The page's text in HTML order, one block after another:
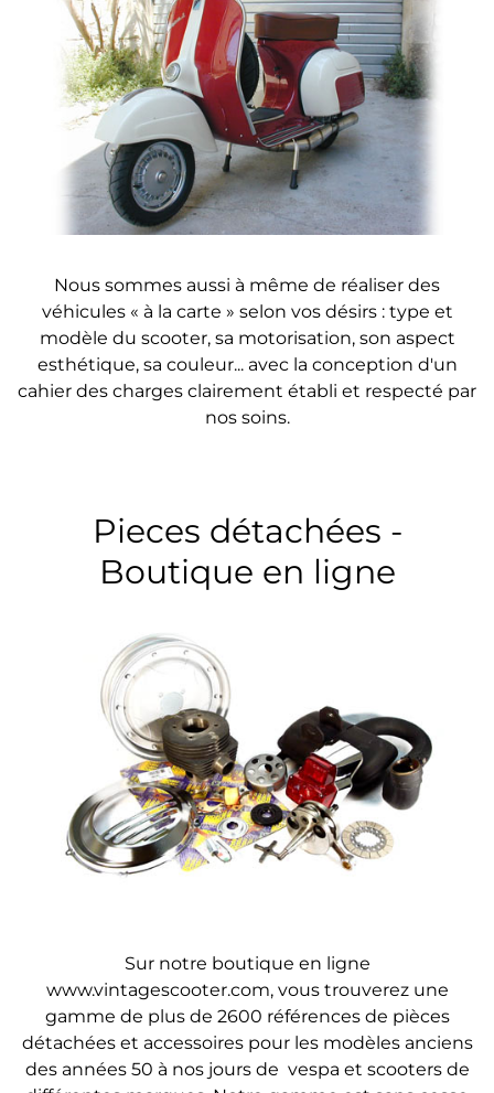
Nous sommes aussi à même de réaliser des
véhicules « à la carte » selon vos désirs : type et
modèle du scooter, sa motorisation, son aspect
esthétique, sa couleur... avec la conception d'un
cahier des charges clairement établi et respecté par
nos soins.
Pieces détachées -
Boutique en ligne
Sur notre boutique en ligne
www.vintagescooter.com, vous trouverez une
gamme de plus de 2600 références de pièces
détachées et accessoires pour les modèles anciens
des années 50 à nos jours de vespa et scooters de